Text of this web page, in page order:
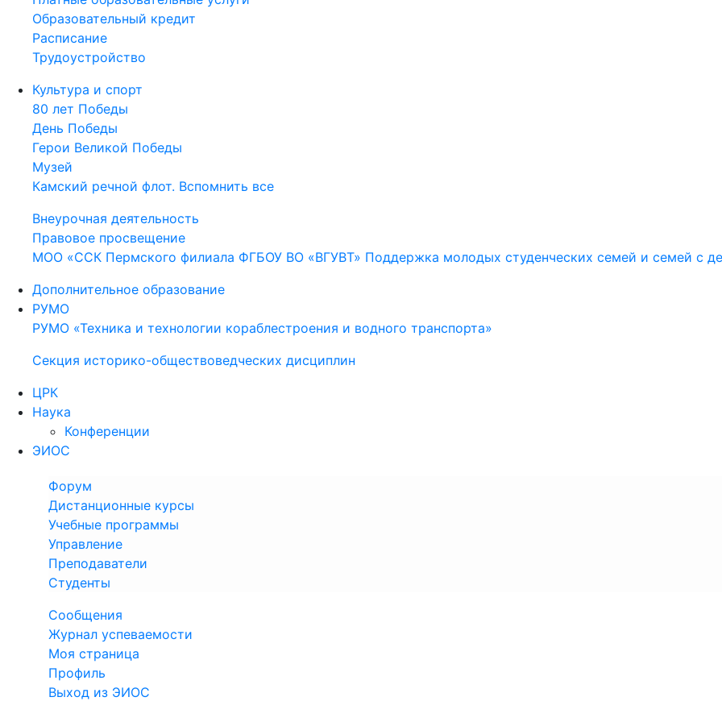
Образовательный кредит
Расписание
Трудоустройство
Культура и спорт
80 лет Победы
День Победы
Герои Великой Победы
Музей
Камский речной флот. Вспомнить все
Внеурочная деятельность
Правовое просвещение
МОО «ССК Пермского филиала ФГБОУ ВО «ВГУВТ» Поддержка молодых студенческих семей и семей с
Дополнительное образование
РУМО
РУМО «Техника и технологии кораблестроения и водного транспорта»
Секция историко-обществоведческих дисциплин
ЦРК
Наука
Конференции
ЭИОС
Форум
Дистанционные курсы
Учебные программы
Управление
Преподаватели
Студенты
Сообщения
Журнал успеваемости
Моя страница
Профиль
Выход из ЭИОС